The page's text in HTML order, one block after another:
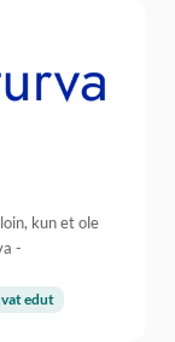
kun et ole
-
edut